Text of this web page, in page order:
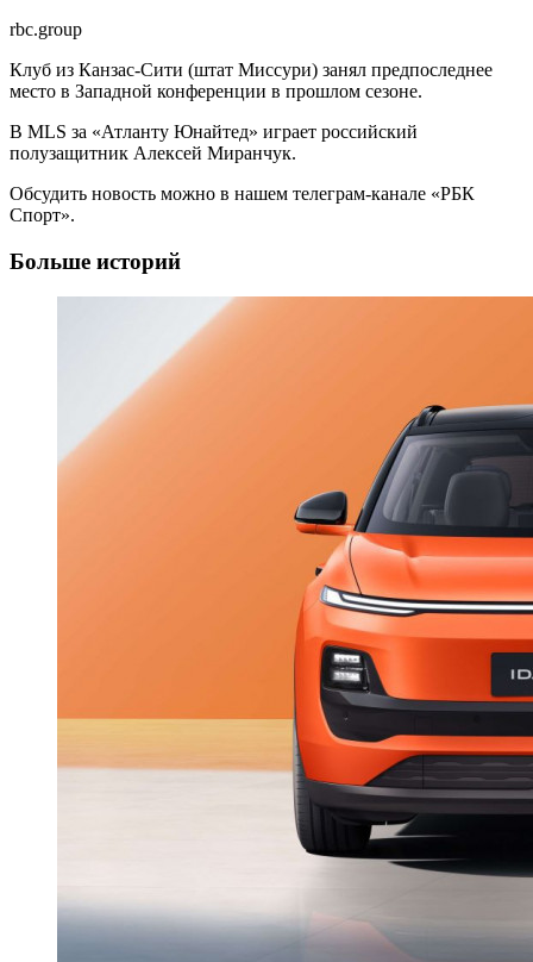
rbc.group
Клуб из Канзас-Сити (штат Миссури) занял предпоследнее
место в Западной конференции в прошлом сезоне.
В MLS за «Атланту Юнайтед» играет российский
полузащитник Алексей Миранчук.
Обсудить новость можно в нашем телеграм-канале «РБК
Спорт».
Больше историй